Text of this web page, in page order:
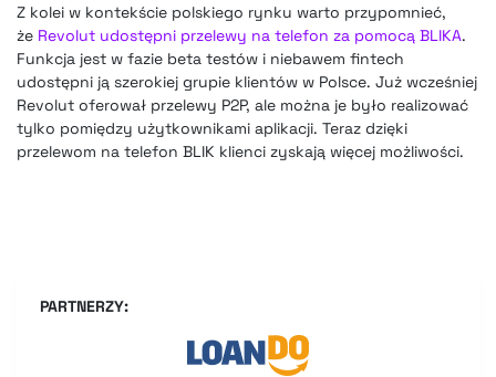
Z kolei w kontekście polskiego rynku warto przypomnieć,
że Revolut udostępni przelewy na telefon za pomocą BLIKA.
Funkcja jest w fazie beta testów i niebawem fintech
udostępni ją szerokiej grupie klientów w Polsce. Już wcześniej
Revolut oferował przelewy P2P, ale można je było realizować
tylko pomiędzy użytkownikami aplikacji. Teraz dzięki
przelewom na telefon BLIK klienci zyskają więcej możliwości.
PARTNERZY: